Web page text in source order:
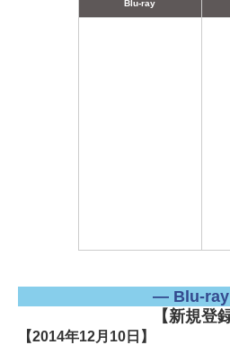
Blu-ray
― Blu-
【新規登
【2014年12月10日】